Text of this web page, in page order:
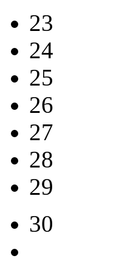
23
24
25
26
27
28
29
30